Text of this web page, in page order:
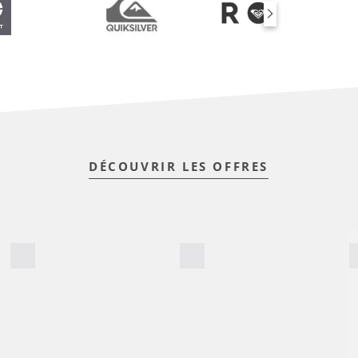
DÉCOUVRIR LES OFFRES